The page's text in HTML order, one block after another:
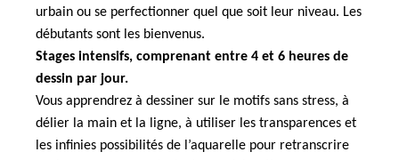
urbain ou se perfectionner quel que soit leur niveau. Les
débutants sont les bienvenus.
Stages intensifs, comprenant entre 4 et 6 heures de
dessin par jour.
Vous apprendrez à dessiner sur le motifs sans stress, à
délier la main et la ligne, à utiliser les transparences et
les infinies possibilités de l’aquarelle pour retranscrire